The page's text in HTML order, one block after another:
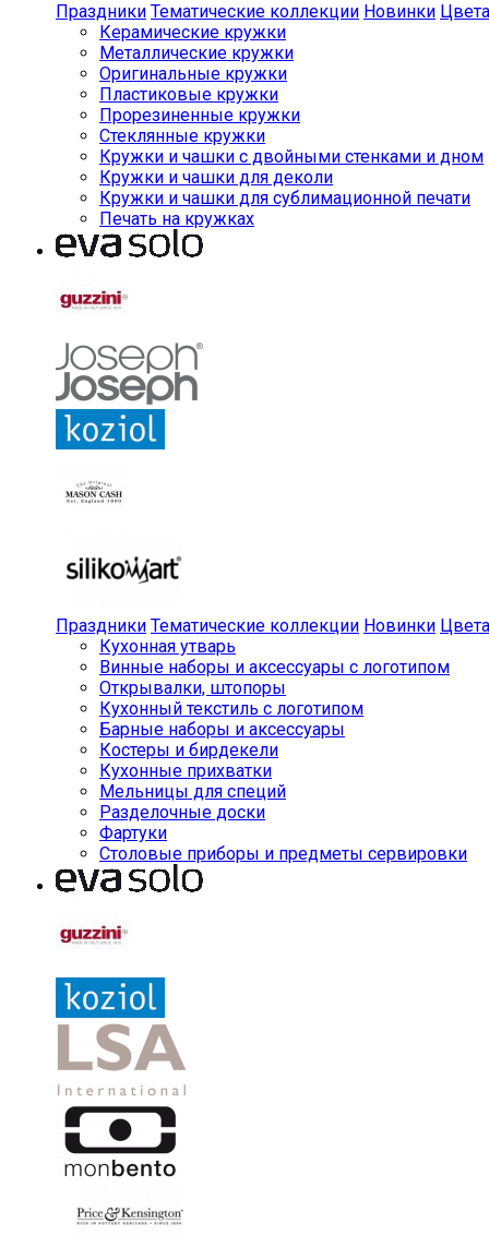
Праздники Тематические коллекции Новинки Цвета
Керамические кружки
Металлические кружки
Оригинальные кружки
Пластиковые кружки
Прорезиненные кружки
Стеклянные кружки
Кружки и чашки с двойными стенками и дном
Кружки и чашки для деколи
Кружки и чашки для сублимационной печати
Печать на кружках
Праздники Тематические коллекции Новинки Цвета
Кухонная утварь
Винные наборы и аксессуары с логотипом
Открывалки, штопоры
Кухонный текстиль с логотипом
Барные наборы и аксессуары
Костеры и бирдекели
Кухонные прихватки
Мельницы для специй
Разделочные доски
Фартуки
Столовые приборы и предметы сервировки